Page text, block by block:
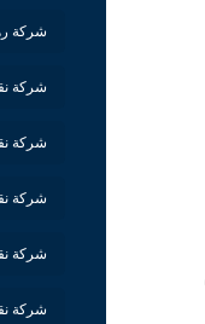
شركة
شركة
شركة
شركة
شركة
شركة